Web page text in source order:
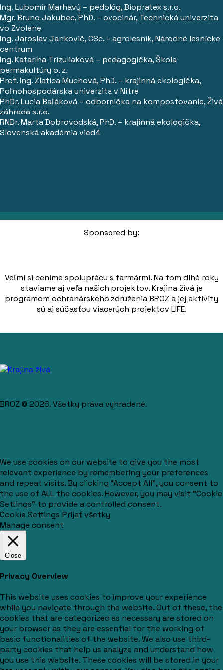
Ing. Ľubomír Marhavý – pedológ, Biopratex s.r.o.
Mgr. Bruno Jakubec, PhD. – ovocinár, Technická univerzita
vo Zvolene
Ing. Jaroslav Jankovič, CSc. – agrolesník, Národné lesnícke
centrum
Ing. Katarína Trizuliaková – pedagogička, Škola
permakultúry o. z.
Prof. Ing. Zlatica Muchová, PhD. – krajinná ekologička,
Poľnohospodárska univerzita v Nitre
PhDr. Lucia Baľáková – odborníčka na kompostovanie, Živá
záhrada s.r.o.
RNDr. Marta Dobrovodská, PhD. – krajinná ekologička,
Slovenská akadémia vied4
Sponsored by:
Veľmi si ceníme spoluprácu s farmármi. Na tom dlhé roky
staviame aj veľa našich projektov. Krajina živá je
programom ochranárskeho združenia BROZ a jej aktivity
sú aj súčasťou viacerých projektov LIFE.
BROZ © 2026. Všetky práva vyhradené.
We use cookies on our website to give you the most
relevant experience by remembering your preferences
and repeat visits. By clicking “Accept All”, you consent to
the use of ALL the cookies. However, you may visit "Cookie
Settings" to provide a controlled consent.
Cookie Settings Prijať všetky
Manage consent
Close
Privacy Overview
This website uses cookies to improve your experience
while you navigate through the website. Out of these, the
cookies that are categorized as necessary are stored on
your browser as they are essential for the working of
basic functionalities of the website. We also use third-
party cookies that help us analyze and understand how
you use this website. These cookies will be stored in your